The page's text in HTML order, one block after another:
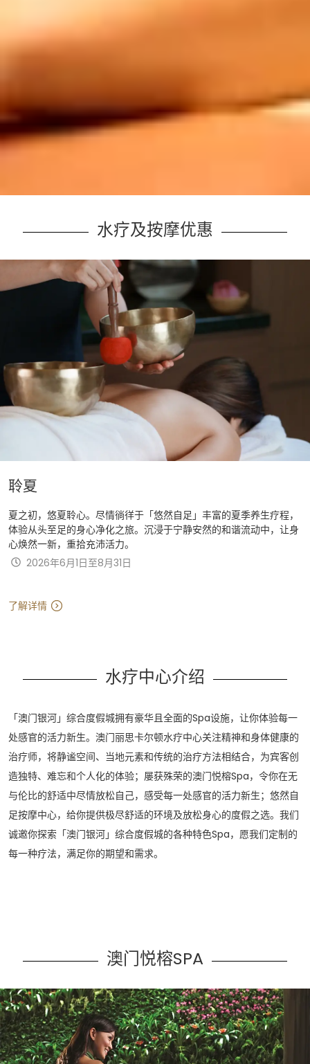
水疗及按摩优惠
聆夏
夏之初，悠夏聆心。尽情徜徉于「悠然自足」丰富的夏季养生疗程，
体验从头至足的身心净化之旅。沉浸于宁静安然的和谐流动中，让身
心焕然一新，重拾充沛活力。
2026年6月1日至8月31日
了解详情
水疗中心介绍
「澳门银河」综合度假城拥有豪华且全面的Spa设施，让你体验每一
处感官的活力新生。澳门丽思卡尔顿水疗中心关注精神和身体健康的
治疗师，将静谧空间、当地元素和传统的治疗方法相结合，为宾客创
造独特、难忘和个人化的体验；屡获殊荣的澳门悦榕Spa，令你在无
与伦比的舒适中尽情放松自己，感受每一处感官的活力新生；悠然自
足按摩中心，给你提供极尽舒适的环境及放松身心的度假之选。我们
诚邀你探索「澳门银河」综合度假城的各种特色Spa，愿我们定制的
每一种疗法，满足你的期望和需求。
澳门悦榕SPA